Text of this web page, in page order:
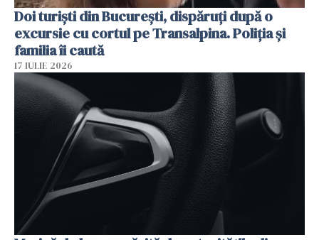
Doi turiști din București, dispăruți după o
excursie cu cortul pe Transalpina. Poliția și
familia îi caută
17 IULIE 2026